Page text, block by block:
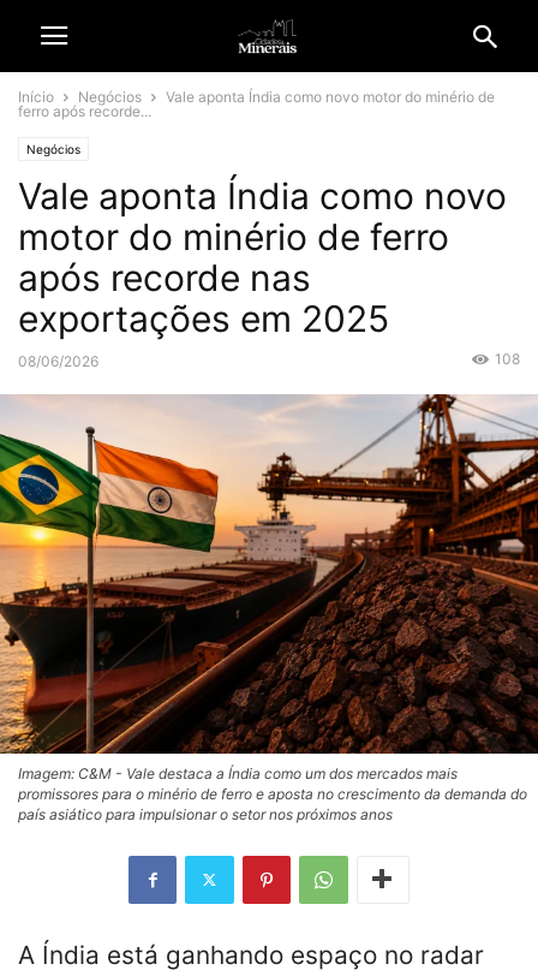
Início Negócios
Vale aponta Índia como novo motor do minério de
ferro após recorde...
Negócios
Vale aponta Índia como novo
motor do minério de ferro
após recorde nas
exportações em 2025
08/06/2026 108
Imagem: C&M - Vale destaca a Índia como um dos mercados mais
promissores para o minério de ferro e aposta no crescimento da demanda do
país asiático para impulsionar o setor nos próximos anos
A Índia está ganhando espaço no radar